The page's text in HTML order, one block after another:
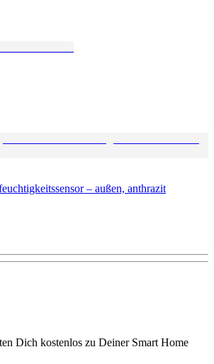
– außen, anthrazit
Dich kostenlos zu Deiner Smart Home